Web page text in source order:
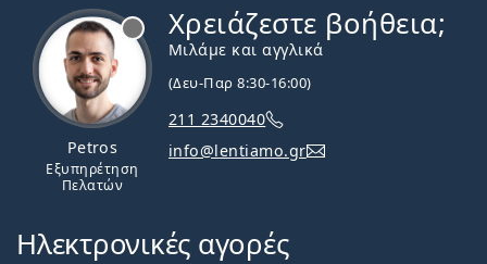
Petros
Εξυπηρέτηση
Πελατών
Χρειάζεστε βοήθεια;
Μιλάμε και αγγλικά
(Δευ-Παρ 8:30-16:00)
211 2340040
info@lentiamo.gr
Ηλεκτρονικές αγορές